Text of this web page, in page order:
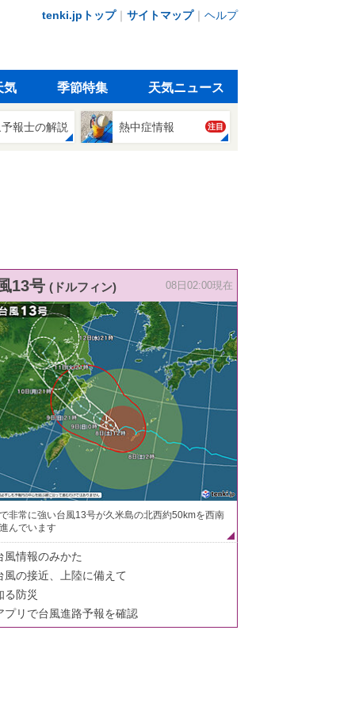
tenki.jpトップ｜ サイトマップ｜ ヘルプ
気 季節特集 天気ニュース
報士の解説 熱中症情報 注目
13号 (ドルフィン) 08日02:00現在
非常に強い台風13号が久米島の北西約50kmを西南
んでいます
風情報のみかた
風の接近、上陸に備えて
る防災
プリで台風進路予報を確認